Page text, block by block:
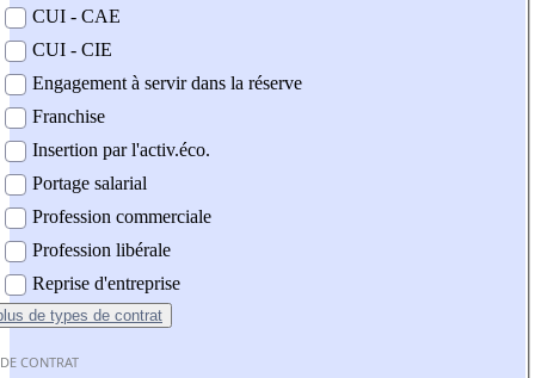
CUI - CAE
CUI - CIE
Engagement à servir dans la réserve
Franchise
Insertion par l'activ.éco.
Portage salarial
Profession commerciale
Profession libérale
Reprise d'entreprise
de types de contrat
CONTRAT